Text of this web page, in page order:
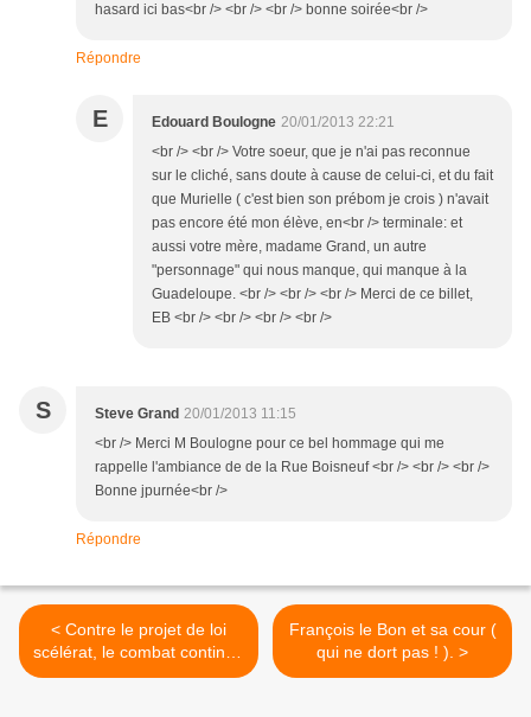
hasard ici bas<br /> <br /> <br /> bonne soirée<br />
Répondre
E Edouard Boulogne 20/01/2013 22:21
<br /> <br /> Votre soeur, que je n'ai pas reconnue
sur le cliché, sans doute à cause de celui-ci, et du fait
que Murielle ( c'est bien son prébom je crois ) n'avait
pas encore été mon élève, en<br /> terminale: et
aussi votre mère, madame Grand, un autre
"personnage" qui nous manque, qui manque à la
Guadeloupe. <br /> <br /> <br /> Merci de ce billet,
EB <br /> <br /> <br /> <br />
S Steve Grand 20/01/2013 11:15
<br /> Merci M Boulogne pour ce bel hommage qui me
rappelle l'ambiance de de la Rue Boisneuf <br /> <br /> <br />
Bonne jpurnée<br />
Répondre
< Contre le projet de loi
scélérat, le combat continue
: Mobilisons nous. ( 19/ 01 /
François le Bon et sa cour (
qui ne dort pas ! ). >